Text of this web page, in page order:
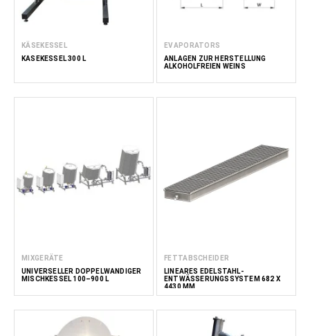
KÄSEKESSEL
KÄSEKESSEL 300 L
EVAPORATORS
ANLAGEN ZUR HERSTELLUNG
ALKOHOLFREIEN WEINS
MIXGERÄTE
UNIVERSELLER DOPPELWANDIGER
MISCHKESSEL 100–900 L
FETTABSCHEIDER
LINEARES EDELSTAHL-
ENTWÄSSERUNGSSYSTEM 682 X
4430 MM